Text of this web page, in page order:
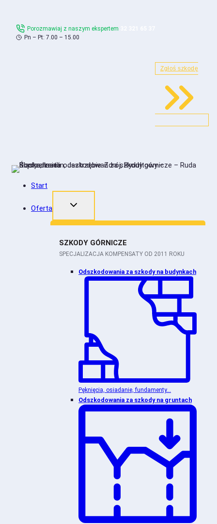
contentPorozmawiaj z naszym ekspertem
Pn – Pt: 7.00 – 15.00
Zgłoś szkodę
Start
Oferta
SZKODY GÓRNICZE
SPECJALIZACJA KOMPENSATY OD 2011 ROKU
Odszkodowania za szkody na budynkach
Pęknięcia, osiadanie, fundamenty...
Odszkodowania za szkody na gruntach